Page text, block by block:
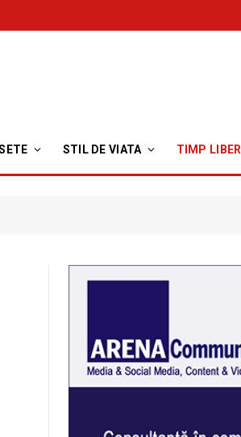
STIL DE VIATA TIMP LIBER